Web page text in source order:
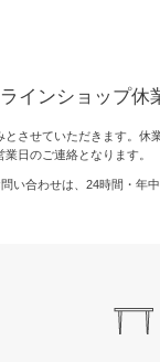
インショップ休
させていただきます。休
日のご連絡となります。
い合わせは、 24時間・年